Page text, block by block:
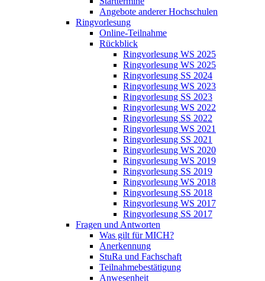
Angebote anderer Hochschulen
Ringvorlesung
Online-Teilnahme
Rückblick
Ringvorlesung WS 2025
Ringvorlesung WS 2025
Ringvorlesung SS 2024
Ringvorlesung WS 2023
Ringvorlesung SS 2023
Ringvorlesung WS 2022
Ringvorlesung SS 2022
Ringvorlesung WS 2021
Ringvorlesung SS 2021
Ringvorlesung WS 2020
Ringvorlesung WS 2019
Ringvorlesung SS 2019
Ringvorlesung WS 2018
Ringvorlesung SS 2018
Ringvorlesung WS 2017
Ringvorlesung SS 2017
Fragen und Antworten
Was gilt für MICH?
Anerkennung
StuRa und Fachschaft
Teilnahmebestätigung
Anwesenheit